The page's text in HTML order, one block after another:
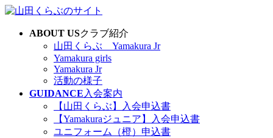
コ
ナ
ABOUT USクラブ紹介
山田くらぶ Yamakura Jr
Yamakura girls
Yamakura Jr
活動の様子
GUIDANCE 入会案内
【山田くらぶ】入会申込書
【Yamakuraジュニア】入会申込書
ユニフォーム（橙）申込書